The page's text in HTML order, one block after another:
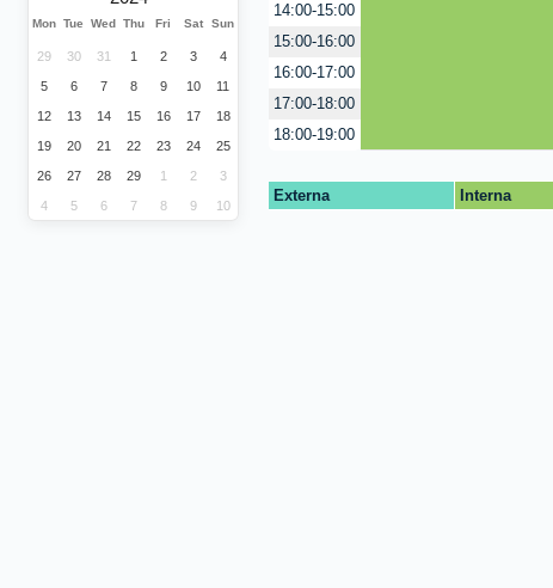
Mon Tue Wed Thu Fri Sat Sun
29 30 31 1 2 3 4
5 6 7 8 9 10 11
12 13 14 15 16 17 18
19 20 21 22 23 24 25
26 27 28 29 1 2 3
4 5 6 7 8 9 10
14:00-15:00
15:00-16:00
16:00-17:00
17:00-18:00
18:00-19:00
Externa Interna